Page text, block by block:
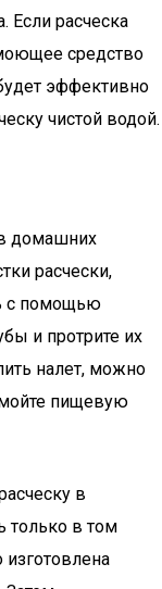
Если расческа
средство
эффективно
чистой водой.
домашних
расчески,
с помощью
и протрите их
налет, можно
пищевую
в
только в том
изготовлена